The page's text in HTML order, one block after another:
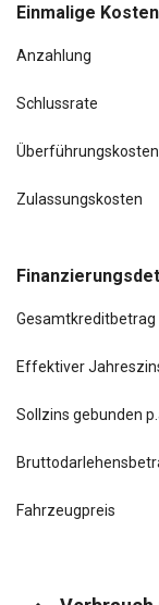
Start/Stop-
Stoßfänger
Style-Farb-Paket
Tagfahrlicht LED
Trend
Einmalige Kosten
Anzahlung
Schlussrate
Überführungskosten
Zulassungskosten
Gesamtkreditbetrag
Effektiver
Sollzins gebunden
Fahrzeugpreis